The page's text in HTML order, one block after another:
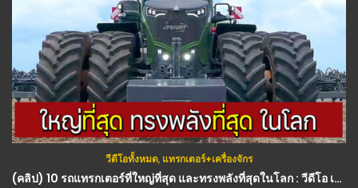
วีดีโอทั้งหมด, แทรกเตอร์+เครื่องจักร
(คลิป) 10 รถแทรกเตอร์ที่ใหญ่ที่สุด และทรงพลังที่สุดในโลก : วีดีโอ เกษตร